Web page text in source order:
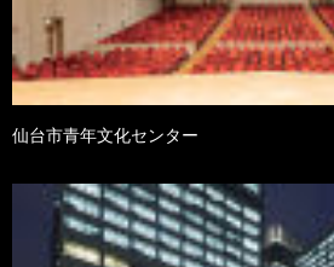
仙台市青年文化センター